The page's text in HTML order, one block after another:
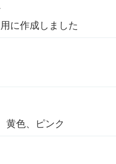
に作成しました
黄色、ピンク